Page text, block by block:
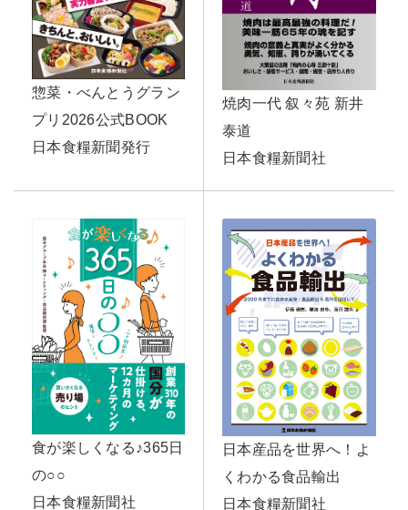
惣菜・べんとうグラン
プリ2026公式BOOK
日本食糧新聞発行
焼肉一代 叙々苑 新井
泰道
日本食糧新聞社
食が楽しくなる♪365日
の○○
日本食糧新聞社
日本産品を世界へ！よ
くわかる食品輸出
日本食糧新聞社